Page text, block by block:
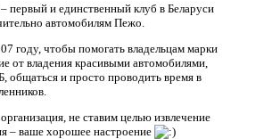
первый и единственный клуб в Беларуси
автомобилям Пежо.
году, чтобы помогать владельцам марки
от владения красивыми автомобилями,
общаться и просто проводить время в
не ставим целью извлечение
– ваше хорошее настроение